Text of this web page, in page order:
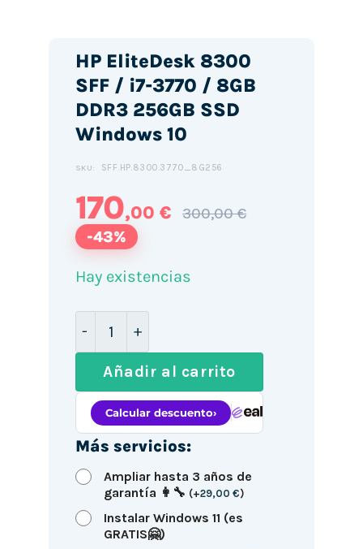
HP EliteDesk 8300
SFF / i7-3770 / 8GB
DDR3 256GB SSD
Windows 10
SKU: SFF.HP.8300.3770_8G256
170,00 € 300,00 €
-43%
Hay existencias
Añadir al carrito
Más servicios:
Ampliar hasta 3 años de
garantía 👩‍🔧 (+29,00 €)
Instalar Windows 11 (es
GRATIS🤗)